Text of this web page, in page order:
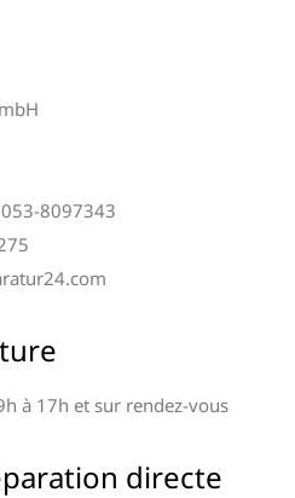
8097343
à 17h et sur rendez-vous
directe